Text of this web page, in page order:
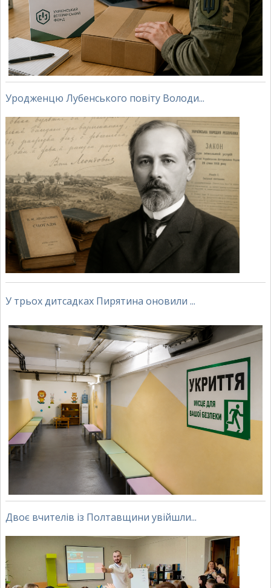
Уродженцю Лубенського повіту Володи...
У трьох дитсадках Пирятина оновили ...
Двоє вчителів із Полтавщини увійшли...